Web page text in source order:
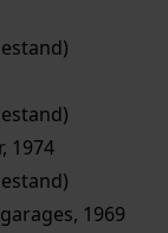
1974
1969